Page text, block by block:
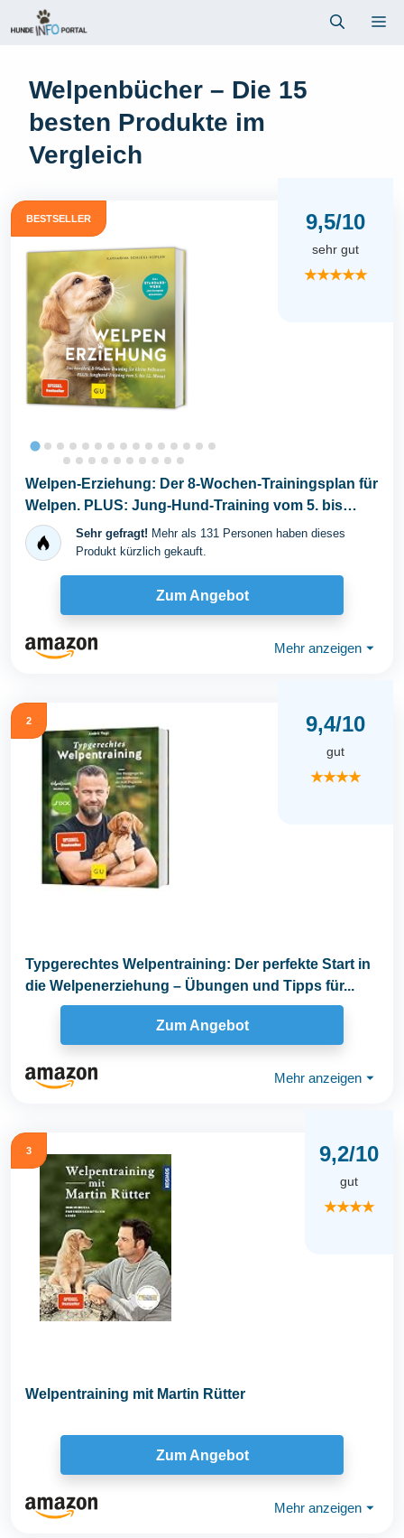
Inhalt
Welpenbücher – Die 15
besten Produkte im
Vergleich
BESTSELLER 9,5/10
sehr gut
★★★★★
Welpen-Erziehung: Der 8-Wochen-Trainingsplan für
Welpen. PLUS: Jung-Hund-Training vom 5. bis
zum...
Sehr gefragt! Mehr als 131 Personen haben dieses
Produkt kürzlich gekauft.
Zum Angebot
Mehr anzeigen ⏷
2 9,4/10
gut
★★★★
Typgerechtes Welpentraining: Der perfekte Start in
die Welpenerziehung – Übungen und Tipps für...
Zum Angebot
Mehr anzeigen ⏷
3 9,2/10
gut
★★★★
Welpentraining mit Martin Rütter
Zum Angebot
Mehr anzeigen ⏷